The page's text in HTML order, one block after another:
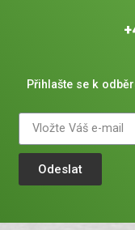
Přihlašte se k
Odeslat